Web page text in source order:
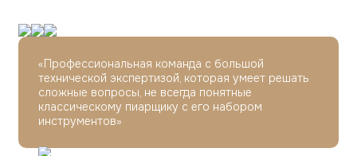
«Профессиональная команда с большой
технической экспертизой, которая умеет решать
сложные вопросы, не всегда понятные
классическому пиарщику с его набором
инструментов»